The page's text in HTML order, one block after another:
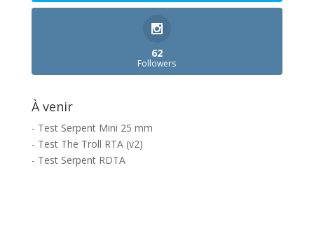
62
Followers
À venir
- Test Serpent Mini 25 mm
- Test The Troll RTA (v2)
- Test Serpent RDTA